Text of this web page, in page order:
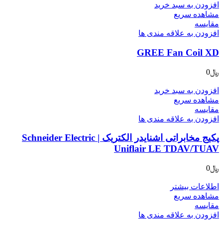
افزودن به سبد خرید
مشاهده سریع
مقایسه
افزودن به علاقه مندی ها
GREE Fan Coil XD
﷼0
افزودن به سبد خرید
مشاهده سریع
مقایسه
افزودن به علاقه مندی ها
پکیج مخابراتی اشنایدر الکتریک | Schneider Electric
Uniflair LE TDAV/TUAV
﷼0
اطلاعات بیشتر
مشاهده سریع
مقایسه
افزودن به علاقه مندی ها